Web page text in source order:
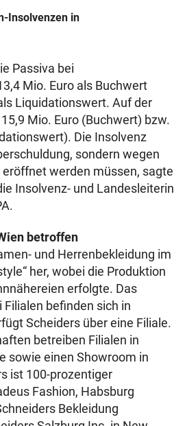
Insolvenzen in
Passiva bei
Mio. Euro als Buchwert
Liquidationswert. Auf der
Mio. Euro (Buchwert) bzw.
Die Insolvenz
sondern wegen
werden müssen, sagte
Insolvenz- und Landesleiterin
betroffen
und Herrenbekleidung im
her, wobei die Produktion
erfolgte. Das
befinden sich in
Scheiders über eine Filiale.
betreiben Filialen in
sowie einen Showroom in
ist 100-prozentiger
Fashion, Habsburg
Bekleidung